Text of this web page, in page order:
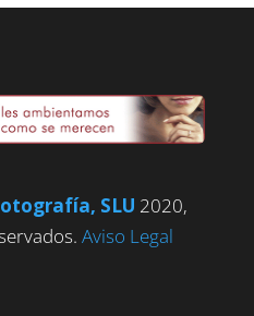
SLU 2020,
Aviso Legal